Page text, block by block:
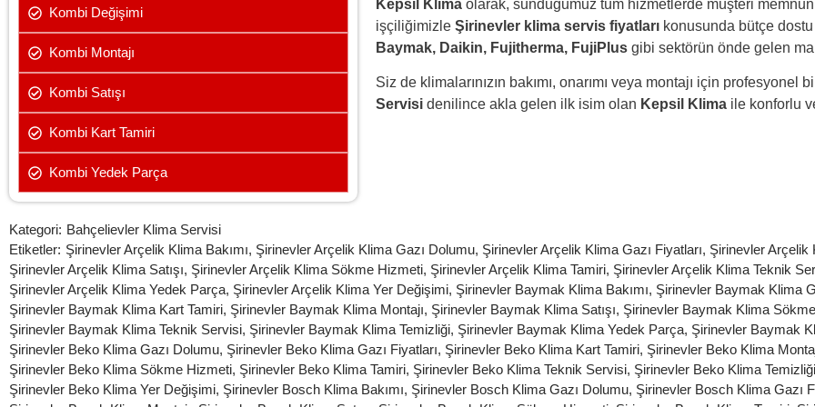
Kombi Değişimi
Kombi Montajı
Kombi Satışı
Kombi Kart Tamiri
Kombi Yedek Parça
Kepsil Klima olarak, sunduğumuz tüm hizmetlerde müşteri
işçiliğimizleŞirinevler klima servis fiyatları konusunda bütçe
Baymak, Daikin, Fujitherma, FujiPlus gibi sektörün önde gelen
Siz de klimalarınızın bakımı, onarımı veya montajı için
Servisi denilince akla gelen ilk isim olan Kepsil Klima ile konforlu
Kategori: Bahçelievler Klima Servisi
Etiketler: Şirinevler Arçelik Klima Bakımı, Şirinevler Arçelik Klima Gazı Dolumu, Şirinevler Arçelik Klima Gazı Fiyatları, Şirinevler Arçelik
Şirinevler Arçelik Klima Satışı, Şirinevler Arçelik Klima Sökme Hizmeti, Şirinevler Arçelik Klima Tamiri, Şirinevler Arçelik Klima Teknik
Şirinevler Arçelik Klima Yedek Parça, Şirinevler Arçelik Klima Yer Değişimi, Şirinevler Baymak Klima Bakımı, Şirinevler Baymak Klima
Şirinevler Baymak Klima Kart Tamiri, Şirinevler Baymak Klima Montajı, Şirinevler Baymak Klima Satışı, Şirinevler Baymak Klima
Şirinevler Baymak Klima Teknik Servisi, Şirinevler Baymak Klima Temizliği, Şirinevler Baymak Klima Yedek Parça, Şirinevler Baymak
Şirinevler Beko Klima Gazı Dolumu, Şirinevler Beko Klima Gazı Fiyatları, Şirinevler Beko Klima Kart Tamiri, Şirinevler Beko Klima
Şirinevler Beko Klima Sökme Hizmeti, Şirinevler Beko Klima Tamiri, Şirinevler Beko Klima Teknik Servisi, Şirinevler Beko Klima Temizliği
Şirinevler Beko Klima Yer Değişimi, Şirinevler Bosch Klima Bakımı, Şirinevler Bosch Klima Gazı Dolumu, Şirinevler Bosch Klima Gazı